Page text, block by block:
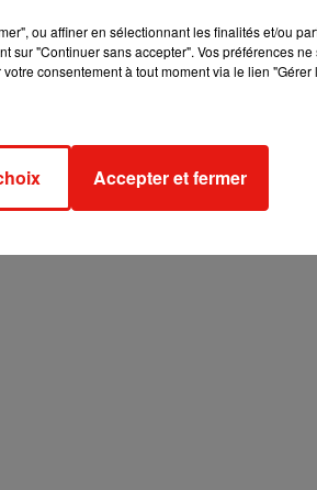
ou affiner en sélectionnant les finalités et/ou
sur "Continuer sans accepter". Vos préférences
consentement à tout moment via le lien
Accepter et fermer